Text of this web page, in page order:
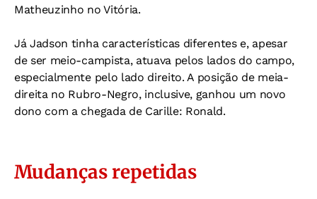
Matheuzinho no Vitória.
Já Jadson tinha características diferentes e, apesar
de ser meio-campista, atuava pelos lados do campo,
especialmente pelo lado direito. A posição de meia-
direita no Rubro-Negro, inclusive, ganhou um novo
dono com a chegada de Carille: Ronald.
Mudanças repetidas